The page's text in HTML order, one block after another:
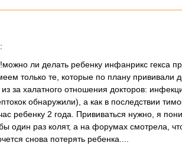
:
ли делать ребенку инфанрикс гекса
только те, которые по плану
из за халатного отношения докторов:
обнаружили), а как в последствии
ребенку 2 года. Прививаться нужно, я
один раз колят, а на форумах смотрела,
снова потерять ребенка....